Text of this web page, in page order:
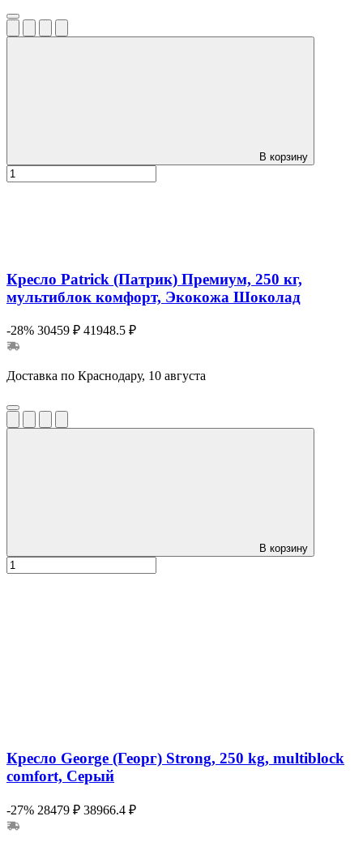
В корзину
Кресло Patrick (Патрик) Премиум, 250 кг,
мультиблок комфорт, Экокожа Шоколад
-28% 30459 ₽ 41948.5 ₽
Доставка по Краснодару, 10 августа
В корзину
Кресло George (Георг) Strong, 250 kg, multiblock
comfort, Серый
-27% 28479 ₽ 38966.4 ₽